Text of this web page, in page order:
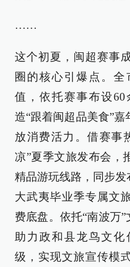
……
这个初夏，闽超赛事
圈的核心引爆点。
值，依托赛事布设
造“跟着闽超品美食”
放消费活力。借赛事
凉”夏季文旅发布会，
精品游玩线路，同步发
大武夷毕业季专属文
费底盘。依托“南波万”
助力政和县龙鸟文
级，实现文旅宣传模